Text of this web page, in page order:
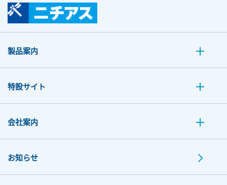
製品案内
特設サイト
会社案内
お知らせ